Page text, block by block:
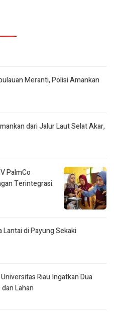
Meranti, Polisi Amankan
dari Jalur Laut Selat Akar,
PalmCo
Terintegrasi.
Lantai di Payung Sekaki
Riau Ingatkan Dua
Lahan